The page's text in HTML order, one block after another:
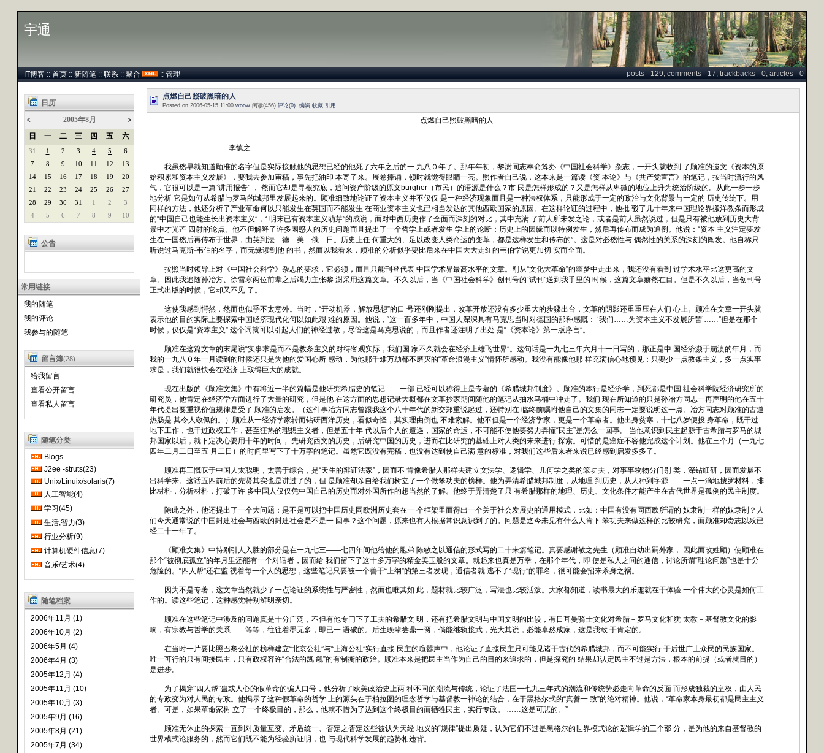
宇通
posts - 129, comments - 17, trackbacks - 0, articles - 0
IT博客 :: 首页 :: 新随笔 :: 联系 :: 聚合 :: 管理
日历
<
2005年8月
>
日
一 二 三 四 五 六
31 1 2 3 4 5
6
7
8 9 10 11 12
13
14
15 16 17 18 19
20
21
22 23 24 25 26
27
28
29 30 31 1 2
3
4
5 6 7 8 9 10
公告
常用链接
我的随笔
我的评论
我参与的随笔
留言簿(28)
给我留言
查看公开留言
查看私人留言
随笔分类
Blogs
J2ee -struts(23)
Unix/Linuix/solaris(7)
人工智能(4)
学习(45)
生活,智力(3)
行业分析(9)
计算机硬件信息(7)
音乐/艺术(4)
随笔档案
2006年11月 (1)
2006年10月 (2)
2006年5月 (4)
2006年4月 (3)
2005年12月 (4)
2005年11月 (10)
2005年10月 (3)
2005年9月 (16)
2005年8月 (21)
2005年7月 (34)
点燃自己照破黑暗的人
Posted on 2006-05-15 11:00 woow 阅读(456) 评论(0) 编辑 收藏 引用
点燃自己照破黑暗的人
李慎之
我虽然早就知道顾准的名字但是实际接触他的思想已经的他死了六年之后的一 九八０年了。那年年初，黎澍同志奉命筹办《中国社会科学》杂志，一开头就收到 了顾准的遗文《资本的原
始积累和资本主义发展》，要我去参加审稿，事先把油印 本寄了来。展卷捧诵，顿时就觉得眼睛一亮。照作者自己说，这本来是一篇读《资 本论》与《共产党宣言》的笔记，按当时流行的风
气，它很可以是一篇“讲用报告” ， 然而它却是寻根究底，追问资产阶级的原文burgher（市民）的语源是什么？市 民是怎样形成的？又是怎样从卑微的地位上升为统治阶级的。从此一步一步
地分析 它是如何从希腊与罗马的城邦里发展起来的。顾准细致地论证了资本主义并不仅仅 是一种经济现象而且是一种法权体系，只能形成于一定的政治与文化背景与一定的 历史传统下。用
同样的方法，他还分析了产业革命何以只能发生在英国而不能发生 在商业资本主义也已相当发达的其他西欧国家的原因。在这样论证的过程中，他批 驳了几十年来中国理论界搬洋教条而形成
的“中国自己也能生长出资本主义”，“ 明末已有资本主义萌芽”的成说，而对中西历史作了全面而深刻的对比，其中充满 了前人所未发之论，或者是前人虽然说过，但是只有被他放到历史大背
景中才光芒 四射的论点。他不但解释了许多困惑人的历史问题而且提出了一个哲学上或者发生 学上的论断：历史上的因缘而以特例发生，然后再传布而成为通例。他说：“资本 主义注定要发
生在一国然后再传布于世界，由英到法－德－美－俄－日。历史上任 何重大的、足以改变人类命运的变革，都是这样发生和传布的”。这是对必然性与 偶然性的关系的深刻的阐发。他自称只
听说过马克斯·韦伯的名字，而无缘读到他 的书，然而以我看来，顾准的分析似乎要比后来在中国大大走红的韦伯学说更加切 实而全面。
按照当时领导上对《中国社会科学》杂志的要求，它必须，而且只能刊登代表 中国学术界最高水平的文章。刚从“文化大革命”的噩梦中走出来，我还没有看到 过学术水平比这更高的文
章。因此我追随孙冶方、徐雪寒两位前辈之后竭力主张黎 澍采用这篇文章。不久以后，当《中国社会科学》创刊号的“试刊”送到我手里的 时候，这篇文章赫然在目。但是不久以后，当创刊号
正式出版的时候，它却又不见 了。
这使我感到愕然，然而也似乎不太意外。当时，“开动机器，解放思想”的口 号还刚刚提出，改革开放还没有多少重大的步骤出台，文革的阴影还重重压在人们 心上。顾准在文章一开头就
表示他的目的实际上要探索中国经济现代化何以如此艰 难的原因。他说，“这一百多年中，中国人深深具有马克思当时对德国的那种感慨： ‘我们……为资本主义不发展所苦’……”但是在那个
时候，仅仅是“资本主义” 这个词就可以引起人们的神经过敏，尽管这是马克思说的，而且作者还注明了出处 是“《资本论》第一版序言”。
顾准在这篇文章的末尾说“实事求是而不是教条主义的对待客观实际，我们国 家不久就会在经济上雄飞世界”。这句话是一九七三年六月十一日写的，那正是中 国经济濒于崩溃的年月，而
我的一九八０年一月读到的时候还只是为他的爱国心所 感动，为他那千难万劫都不磨灭的“革命浪漫主义”情怀所感动。我没有能像他那 样充满信心地预见：只要少一点教条主义，多一点实事
求是，我们就很快会在经济 上取得巨大的成就。
现在出版的《顾准文集》中有将近一半的篇幅是他研究希腊史的笔记——一部 已经可以称得上是专著的《希腊城邦制度》。顾准的本行是经济学，到死都是中国 社会科学院经济研究所的
研究员，他肯定在经济学方面进行了大量的研究，但是他 在这方面的思想记录大概都在文革抄家期间随他的笔记从抽水马桶中冲走了。我们 现在所知道的只是孙冶方同志一再声明的他在五十
年代提出要重视价值规律是受了 顾准的启发。（这件事冶方同志曾跟我这个八十年代的新交郑重说起过，还特别在 临终前嘱咐他自己的文集的同志一定要说明这一点。冶方同志对顾准的古道
热肠是 其令人敬佩的。）顾准从一经济学家转而钻研西洋历史，看似奇怪，其实理由倒也 不难索解。他不但是一个经济学家，更是一个革命者。他出身贫寒，十七八岁便投 身革命，既干过
地下工作，也干过政权工作，甚至狂热的理想主义者，但是五十年 代以后个人的遭遇，国家的命运，不可能不使他要努力弄懂“民主”是怎么一回事。 当他意识到民主起源于古希腊与罗马的城
邦国家以后，就下定决心要用十年的时间， 先研究西文的历史，后研究中国的历史，进而在比研究的基础上对人类的未来进行 探索。可惜的是癌症不容他完成这个计划。他在三个月（一九七
四年二月二日至五 月二日）的时间里写下了十万字的笔记。虽然它既没有完稿，也没有达到使自己满 意的标准，对我们这些后来者来说已经感到启发多多了。
顾准再三慨叹于中国人太聪明，太善于综合，是“天生的辩证法家”，因而不 肯像希腊人那样去建立文法学、逻辑学、几何学之类的笨功夫，对事事物物分门别 类，深钻细研，因而发展不
出科学来。这话五四前后的先贤其实也是讲过了的，但 是顾准却亲自给我们树立了一个做笨功夫的榜样。他为弄清希腊城邦制度，从地理 到历史，从人种到字源……一点一滴地搜罗材料，排
比材料，分析材料，打破了许 多中国人仅仅凭中国自己的历史而对外国所作的想当然的了解。他终于弄清楚了只 有希腊那样的地理、历史、文化条件才能产生在古代世界是孤例的民主制度。
除此之外，他还提出了一个大问题：是不是可以把中国历史同欧洲历史套在一 个框架里而得出一个关于社会发展史的通用模式，比如：中国有没有同西欧所谓的 奴隶制一样的奴隶制？人
们今天通常说的中国封建社会与西欧的封建社会是不是一 回事？这个问题，原来也有人根据常识意识到了的。问题是迄今未见有什么人肯下 笨功夫来做这样的比较研究，而顾准却赍志以殁已
经二十一年了。
《顾准文集》中特别引人入胜的部分是在一九七三——七四年间他给他的胞弟 陈敏之以通信的形式写的二十来篇笔记。真要感谢敏之先生（顾准自幼出嗣外家， 因此而改姓顾）使顾准在
那个“被彻底孤立”的年月里还能有一个对话者，因而给 我们留下了这十多万字的精金美玉般的文章。就起来也真是万幸，在那个年代，即 使是私人之间的通信，讨论所谓“理论问题”也是十分
危险的。“四人帮”还在监 视着每一个人的思想，这些笔记只要被一个善于“上纲”的第三者发现，通信者就 逃不了“现行”的罪名，很可能会招来杀身之祸。
因为不是专著，这文章当然就少了一点论证的系统性与严密性，然而也唯其如 此，题材就比较广泛，写法也比较活泼。大家都知道，读书最大的乐趣就在于体验 一个伟大的心灵是如何工
作的。读这些笔记，这种感觉特别鲜明亲切。
顾准在这些笔记中涉及的问题真是十分广泛，不但有他专门下了工夫的希腊文 明，还有把希腊文明与中国文明的比较，有日耳曼骑士文化对希腊－罗马文化和犹 太教－基督教文化的影
响，有宗教与哲学的关系……等等，往往着墨无多，即已一 语破的。后生晚辈尝鼎一脔，倘能继轨接武，光大其说，必能卓然成家，这是我敢 于肯定的。
在当时一片要比照巴黎公社的榜样建立“北京公社”与“上海公社”实行直接 民主的喧嚣声中，他论证了直接民主只可能见诸于古代的希腊城邦，而不可能实行 于后世广土众民的民族国家。
唯一可行的只有间接民主，只有政权容许“合法的觊 觎”的有制衡的政治。顾准本来是把民主当作为自己的目的来追求的，但是探究的 结果却认定民主不过是方法，根本的前提（或者就目的）
是进步。
为了揭穿“四人帮”蛊或人心的假革命的骗人口号，他分析了欧美政治史上两 种不同的潮流与传统，论证了法国一七九三年式的潮流和传统势必走向革命的反面 而形成独裁的皇权，由人民
的专政变为对人民的专政。他揭示了这种假革命的哲学 上的源头在于柏拉图的理念哲学与基督教一神论的结合，在于黑格尔式的“真善一 致”的绝对精神。他说，“革命家本身最初都是民主主义
者。可是，如果革命家树 立了一个终极目的，那么，他就不惜为了达到这个终极目的而牺牲民主，实行专政。 ……这是可悲的。”
顾准无休止的探索一直到对质量互变、矛盾统一、否定之否定这些被认为天经 地义的“规律”提出质疑，认为它们不过是黑格尔的世界模式论的逻辑学的三个部 分，是为他的来自基督教的
世界模式论服务的，然而它们既不能为经验所证明，也 与现代科学发展的趋势相违背。